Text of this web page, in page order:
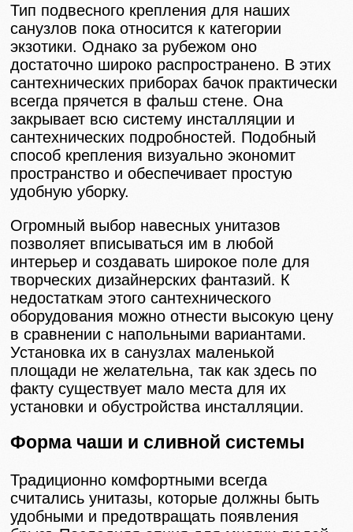
Тип подвесного крепления для наших
санузлов пока относится к категории
экзотики. Однако за рубежом оно
достаточно широко распространено. В этих
сантехнических приборах бачок практически
всегда прячется в фальш стене. Она
закрывает всю систему инсталляции и
сантехнических подробностей. Подобный
способ крепления визуально экономит
пространство и обеспечивает простую
удобную уборку.
Огромный выбор навесных унитазов
позволяет вписываться им в любой
интерьер и создавать широкое поле для
творческих дизайнерских фантазий. К
недостаткам этого сантехнического
оборудования можно отнести высокую цену
в сравнении с напольными вариантами.
Установка их в санузлах маленькой
площади не желательна, так как здесь по
факту существует мало места для их
установки и обустройства инсталляции.
Форма чаши и сливной системы
Традиционно комфортными всегда
считались унитазы, которые должны быть
удобными и предотвращать появления